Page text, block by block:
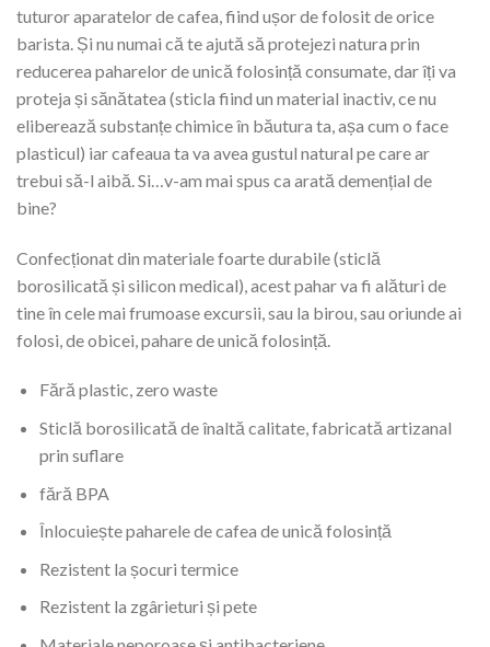
tuturor aparatelor de cafea, fiind ușor de folosit de orice
barista. Și nu numai că te ajută să protejezi natura prin
reducerea paharelor de unică folosință consumate, dar îți va
proteja și sănătatea (sticla fiind un material inactiv, ce nu
eliberează substanțe chimice în băutura ta, așa cum o face
plasticul) iar cafeaua ta va avea gustul natural pe care ar
trebui să-l aibă. Si…v-am mai spus ca arată demențial de
bine?
Confecționat din materiale foarte durabile (sticlă
borosilicată și silicon medical), acest pahar va fi alături de
tine în cele mai frumoase excursii, sau la birou, sau oriunde ai
folosi, de obicei, pahare de unică folosință.
Fără plastic, zero waste
Sticlă borosilicată de înaltă calitate, fabricată artizanal
prin suflare
fără BPA
Înlocuiește paharele de cafea de unică folosință
Rezistent la șocuri termice
Rezistent la zgârieturi și pete